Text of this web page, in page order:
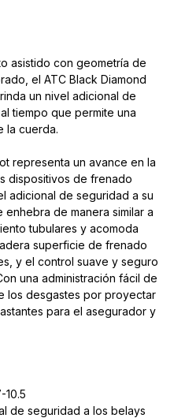
asistido con geometría de
el ATC Black Diamond
un nivel adicional de
tiempo que permite una
la cuerda.
representa un avance en la
dispositivos de frenado
adicional de seguridad a su
enhebra de manera similar a
tubulares y acomoda
superficie de frenado
y el control suave y seguro
una administración fácil de
los desgastes por proyectar
para el asegurador y
de seguridad a los belays